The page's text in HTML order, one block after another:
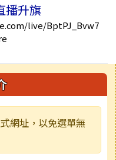
播升旗
live/BptPJ_Bvw7
網址，以免選單無